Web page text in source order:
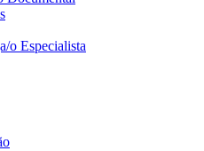
o Especialista